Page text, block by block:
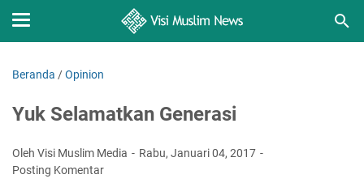
Beranda /Opinion
Yuk Selamatkan Generasi
Oleh Visi Muslim Media
Rabu, Januari 04, 2017
Posting Komentar